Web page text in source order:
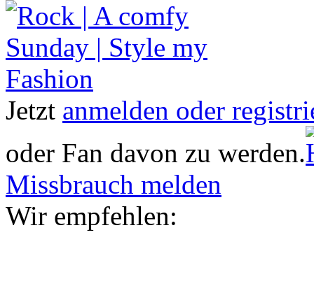
Jetzt anmelden oder
oder Fan davon zu werden.
Missbrauch melden
Wir empfehlen: